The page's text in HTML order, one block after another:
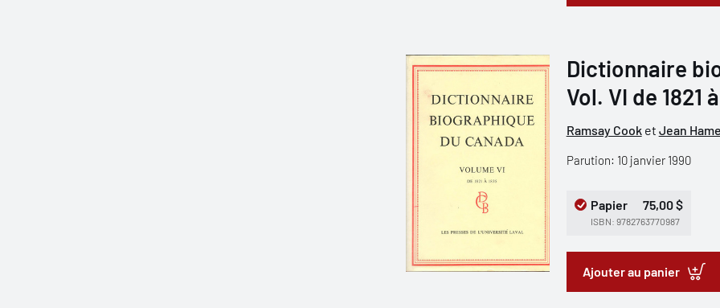
Dictionnaire
Vol. VI de 1821
Ramsay Cooket Jean
Parution: 10 janvier 1990
Papier 75,00 $
ISBN: 9782763770987
Ajouter au panier